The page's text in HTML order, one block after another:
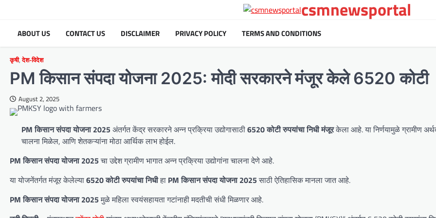
content
csmnewsportal
ABOUT US CONTACT US DISCLAIMER PRIVACY POLICY TERMS AND CONDITIONS
कृषी,देश-विदेश
PM किसान संपदा योजना 2025: मोदी सरकारने मंजूर केले 6520 कोटी
August 2, 2025
PM किसान संपदा योजना 2025 अंतर्गत केंद्र सरकारने अन्न प्रक्रिया उद्योगासाठी6520 कोटी रुपयांचा निधी मंजूरकेला आहे. या निर्णयामुळे ग्रामीण
चालना मिळेल, आणि शेतकऱ्यांना मोठा आर्थिक लाभ होईल.
PM किसान संपदा योजना 2025चा उद्देश ग्रामीण भागात अन्न प्रक्रिया उद्योगांना चालना देणे आहे.
या योजनेंतर्गत मंजूर केलेल्या6520 कोटी रुपयांचा निधीहा PM किसान संपदा योजना 2025साठी ऐतिहासिक मानला जात आहे.
PM किसान संपदा योजना 2025मुळे महिला स्वयंसहायता गटांनाही मदतीची संधी मिळणार आहे.